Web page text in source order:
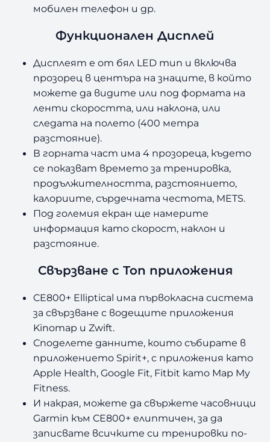
мобилен телефон и др.
Функционален Дисплей
Дисплеят е от бял LED тип и включва
прозорец в центъра на знаците, в който
можете да видите или под формата на
ленти скоростта, или наклона, или
следата на полето (400 метра
разстояние).
В горната част има 4 прозореца, където
се показват времето за тренировка,
продължителността, разстоянието,
калориите, сърдечната честота, METS.
Под големия екран ще намерите
информация като скорост, наклон и
разстояние.
Свързване с Топ приложения
CE800+ Elliptical има първокласна система
за свързване с водещите приложения
Kinomap и Zwift.
Споделете данните, които събирате в
приложението Spirit+, с приложения като
Apple Health, Google Fit, Fitbit като Map My
Fitness.
И накрая, можете да свържете часовници
Garmin към CE800+ елиптичен, за да
записвате всичките си тренировки по-